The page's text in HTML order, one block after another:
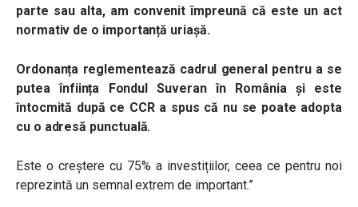
parte sau alta, am convenit împreună că este un act
normativ de o importanță uriașă.
Ordonanța reglementează cadrul general pentru a se
putea înființa Fondul Suveran în România și este
întocmită după ce CCR a spus că nu se poate adopta
cu o adresă punctuală.
Este o creștere cu 75% a investițiilor, ceea ce pentru noi
reprezintă un semnal extrem de important.”